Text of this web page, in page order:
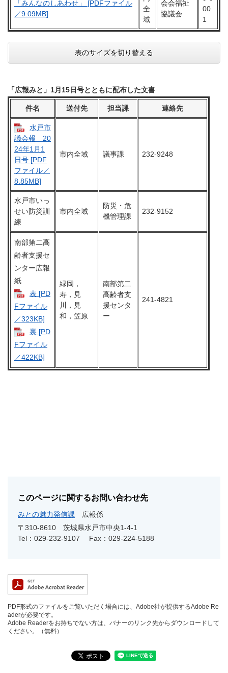
「みんなのしあわせ」 [PDFファイル
／9.09MB]
全
域
会会福祉
協議会
00
1
表のサイズを切り替える
「広報みと」1月15日号とともに配布した文書
件名 送付先 担当課 連絡先
水戸市
議会報 20
24年1月1
日号 [PDF
ファイル／
8.85MB]
市内全域 議事課 232-9248
水戸市いっ
せい防災訓
練
市内全域
防災・危
機管理課
232-9152
南部第二高
齢者支援セ
ンター広報
紙
表 [PD
Fファイル
／323KB]
裏 [PD
Fファイル
／422KB]
緑岡，
寿，見
川，見
和，笠原
南部第二
高齢者支
援センタ
ー
241-4821
このページに関するお問い合わせ先
みとの魅力発信課
広報係
〒310-8610
茨城県水戸市中央1-4-1
Tel：029-232-9107
Fax：029-224-5188
PDF形式のファイルをご覧いただく場合には、Adobe社が提供するAdobe Re
aderが必要です。
Adobe Readerをお持ちでない方は、バナーのリンク先からダウンロードして
ください。（無料）